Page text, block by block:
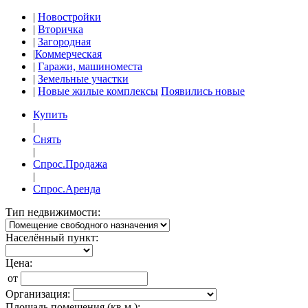
| Новостройки
| Вторичка
| Загородная
|Коммерческая
| Гаражи, машиноместа
| Земельные участки
| Новые жилые комплексы Появились новые
Купить
|
Снять
|
Спрос.Продажа
|
Спрос.Аренда
Тип недвижимости:
Населённый пункт:
Цена:
от
Организация: